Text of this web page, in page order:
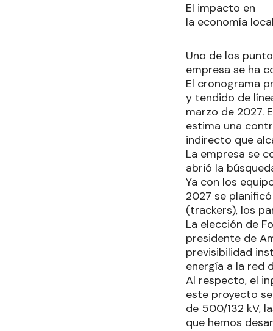
El impacto en
la economía
Uno de los
empresa se ha
El cronograma
y tendido de
marzo de 2027.
estima una
indirecto que
La empresa se
abrió la
Ya con los
2027 se
(trackers), los
La elección de
presidente de
previsibilidad
energía a la red
Al respecto, el
este proyecto
de 500/132 kV,
que hemos